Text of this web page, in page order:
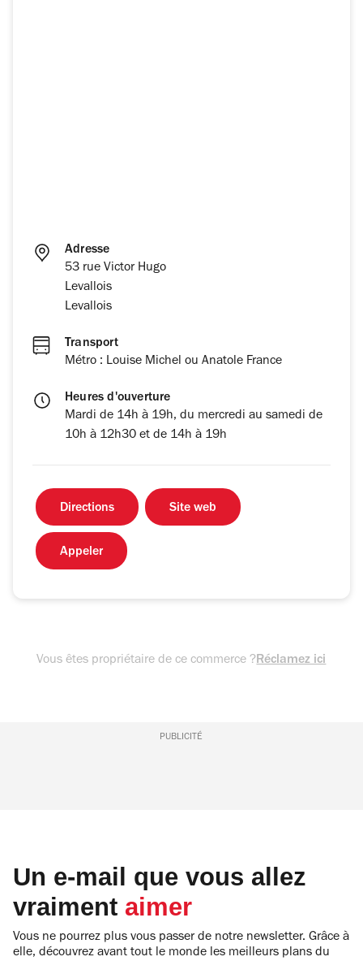
Adresse
53 rue Victor Hugo
Levallois
Levallois
Transport
Métro : Louise Michel ou Anatole France
Heures d'ouverture
Mardi de 14h à 19h, du mercredi au samedi de
10h à 12h30 et de 14h à 19h
Directions Site web
Appeler
Vous êtes propriétaire de ce commerce ?Réclamez ici
PUBLICITÉ
Un e-mail que vous allez
vraiment aimer
Vous ne pourrez plus vous passer de notre newsletter. Grâce à
elle, découvrez avant tout le monde les meilleurs plans du